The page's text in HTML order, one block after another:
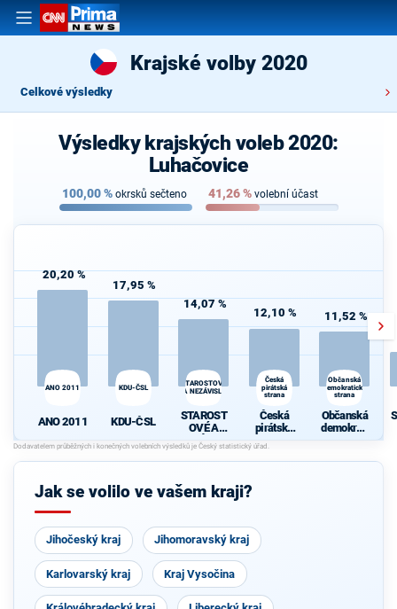
Krajské volby 2020
Celkové výsledky
Výsledky krajských voleb 2020:
Luhačovice
100,00% okrsků sečteno 41,26% volební účast
20,20 %
ANO 2011
ANO 2011
17,95 %
KDU-ČSL
KDU-ČSL
14,07 %
STAROSTOVÉ
A NEZÁVISLÍ
STAROST
OVÉ A
NEZÁVISL
Í
12,10 %
Česká
pirátská
strana
Česká
pirátská
strana
11,52 %
Občanská
demokratická
strana
Občanská
demokrati
cká strana
Jak se volilo ve vašem kraji?
Jihočeský kraj Jihomoravský kraj
Karlovarský kraj Kraj Vysočina